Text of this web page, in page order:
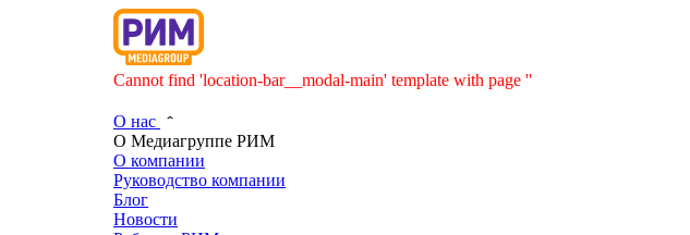
Cannot find 'location-bar__modal-main' template with page ''
О нас
О Медиагруппе РИМ
О компании
Руководство компании
Блог
Новости